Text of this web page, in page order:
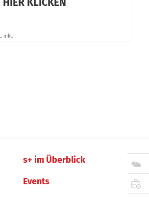
s+ im Überblick
Events